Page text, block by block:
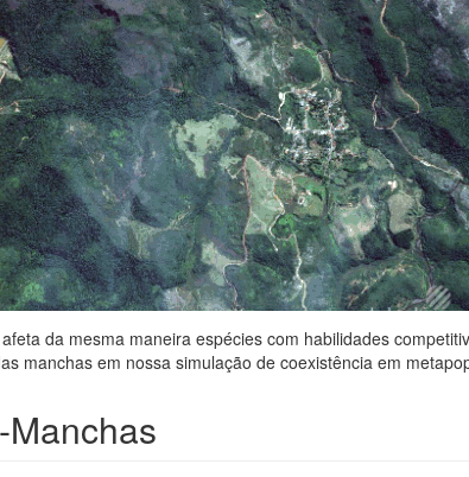
da mesma maneira espécies com habilidades
manchas em nossa simulação de coexistência em